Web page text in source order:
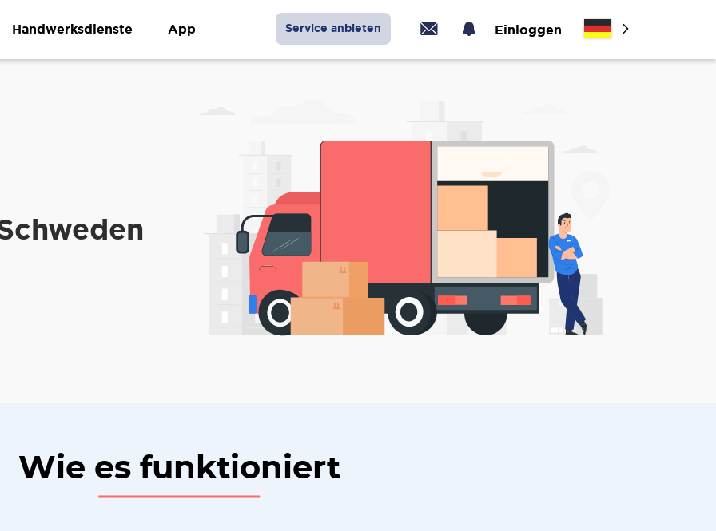
Handwerksdienste App Service anbieten Einloggen
Wie es funktioniert